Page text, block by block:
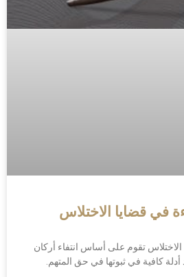
في قضايا الاختلاس
الاختلاس تقوم على أساس انتفاء أركان
كافية في ثبوتها في حق المتهم.